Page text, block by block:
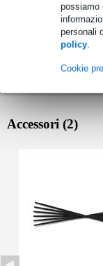
possiamo
personali
policy.
Cookie
Accessori (2)